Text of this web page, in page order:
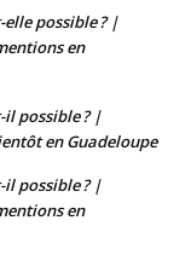
possible ? |
en
possible ? |
en Guadeloupe
possible ? |
en